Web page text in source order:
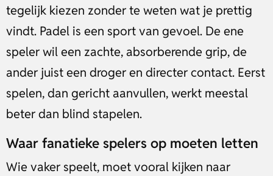
tegelijk kiezen zonder te weten wat je prettig
vindt. Padel is een sport van gevoel. De ene
speler wil een zachte, absorberende grip, de
ander juist een droger en directer contact. Eerst
spelen, dan gericht aanvullen, werkt meestal
beter dan blind stapelen.
Waar fanatieke spelers op moeten letten
Wie vaker speelt, moet vooral kijken naar